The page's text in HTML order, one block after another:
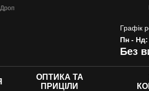
Графік
Пн - Нд:
Без
ОПТИКА ТА
ПРИЦІЛИ